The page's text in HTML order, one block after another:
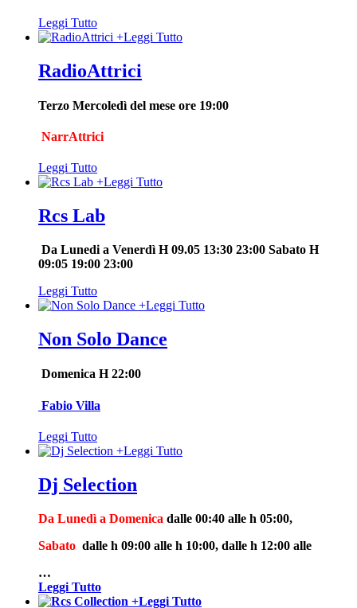
Leggi Tutto
+Leggi Tutto
RadioAttrici
Terzo Mercoledì del mese ore 19:00
NarrAttrici
Leggi Tutto
+Leggi Tutto
Rcs Lab
Da Lunedi a Venerdì H 09.05 13:30 23:00 Sabato H
09:05 19:00 23:00
Leggi Tutto
+Leggi Tutto
Non Solo Dance
Domenica H 22:00
Fabio Villa
Leggi Tutto
+Leggi Tutto
Dj Selection
Da Lunedì a Domenica dalle 00:40 alle h 05:00,
Sabato dalle h 09:00 alle h 10:00, dalle h 12:00 alle
…
Leggi Tutto
+Leggi Tutto